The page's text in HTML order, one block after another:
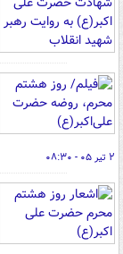
۲ تیر ۰۵ - ۰۸:۳۰